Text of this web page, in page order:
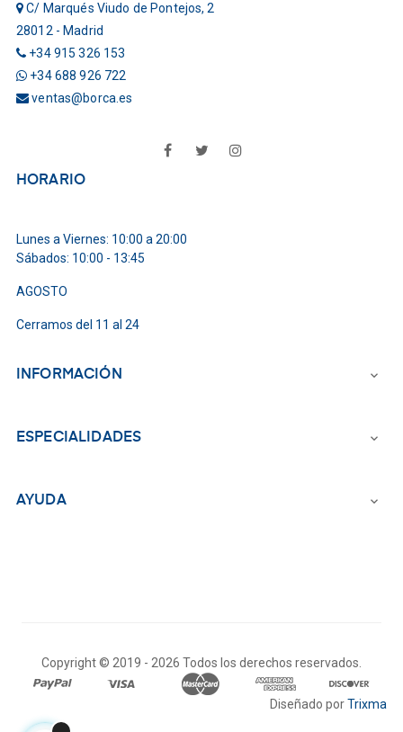
C/ Marqués Viudo de Pontejos, 2
28012 - Madrid
+34 915 326 153
+34 688 926 722
ventas@borca.es
FacebookTwitter
HORARIO
Lunes a Viernes: 10:00 a 20:00
Sábados: 10:00 - 13:45
AGOSTO
Cerramos del 11 al 24
INFORMACIÓN 
ESPECIALIDADES 
AYUDA 
Copyright © 2019 - 2026 Todos los derechos reservados.
Diseñado porTrixma